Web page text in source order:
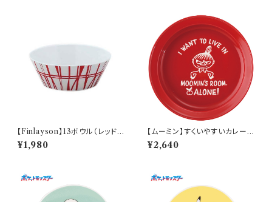
【Finlayson】13ボウル（レッド）
【コロナ】
¥1,980
【ムーミン】すくいやすいカレー皿
（リトルミィ）【MM9000】MM
9002-320
¥2,640